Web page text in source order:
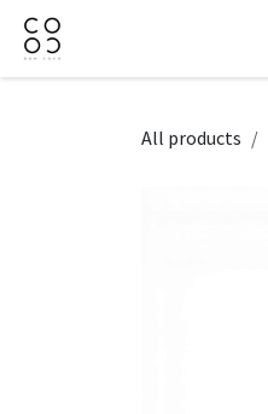
Skip to Content
All products